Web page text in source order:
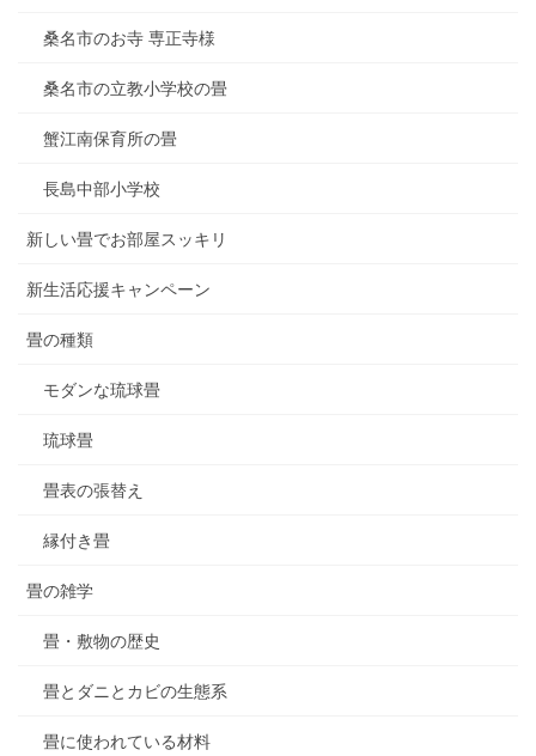
桑名市のお寺 専正寺様
桑名市の立教小学校の畳
蟹江南保育所の畳
長島中部小学校
新しい畳でお部屋スッキリ
新生活応援キャンペーン
畳の種類
モダンな琉球畳
琉球畳
畳表の張替え
縁付き畳
畳の雑学
畳・敷物の歴史
畳とダニとカビの生態系
畳に使われている材料